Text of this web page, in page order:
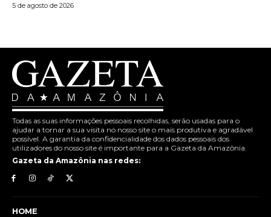
5 de agosto de 2026
Todas as suas informações pessoais recolhidas, serão usadas para o
ajudar a tornar a sua visita no nosso site o mais produtiva e agradável
possível. A garantia da confidencialidade dos dados pessoais dos
utilizadores do nosso site é importante para a Gazeta da Amazônia.
Gazeta da Amazônia nas redes:
HOME